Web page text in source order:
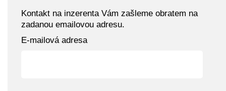
Kontakt na inzerenta Vám zašleme obratem na
zadanou emailovou adresu.
E-mailová adresa